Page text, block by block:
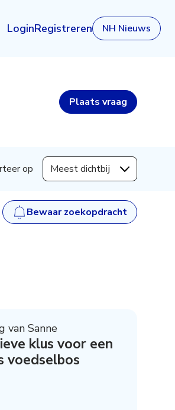
LoginRegistreren NH Nieuws
Plaats vraag
op Meest dichtbij
Bewaar zoekopdracht
van Sanne
klus voor een
voedselbos